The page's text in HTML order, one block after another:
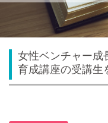
女性ベンチャー成
育成講座の受講生